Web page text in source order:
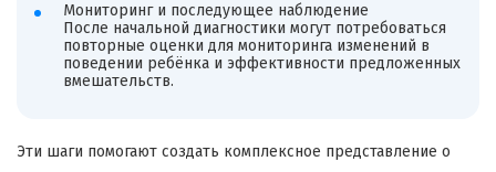
Мониторинг и последующее наблюдение
После начальной диагностики могут потребоваться
повторные оценки для мониторинга изменений в
поведении ребёнка и эффективности предложенных
вмешательств.
Эти шаги помогают создать комплексное представление о